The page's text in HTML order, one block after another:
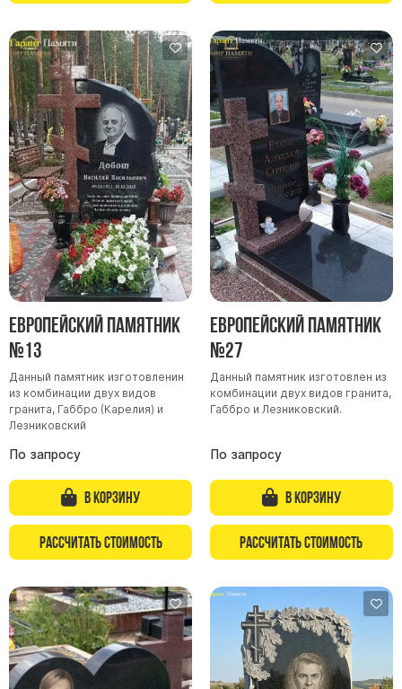
Памятники с лебедями
Памятники в форме волны
Хачкары
Памятники ростовые
Памятники в форме скалы
Памятник Родителям
Мемориальные доски
Буквы из латуни
Ограды из гранита
Ограды из чугуна
Столбы для ограды чугун
Ограды металл
Подсвечники
Венки
Скульптуры в полный рост
Скульптуры "Ангел" литиевые
Европейский памятник
№13
Данный памятник изготовленин
из комбинации двух видов
гранита, Габбро (Карелия) и
Лезниковский
По запросу
В корзину
Рассчитать стоимость
Европейский памятник
№27
Данный памятник изготовлен из
комбинации двух видов гранита,
Габбро и Лезниковский.
По запросу
В корзину
Рассчитать стоимость